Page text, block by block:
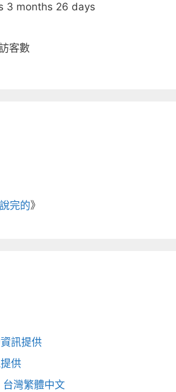
3 months 26 days
客數
完的》
訊提供
供
灣繁體中文